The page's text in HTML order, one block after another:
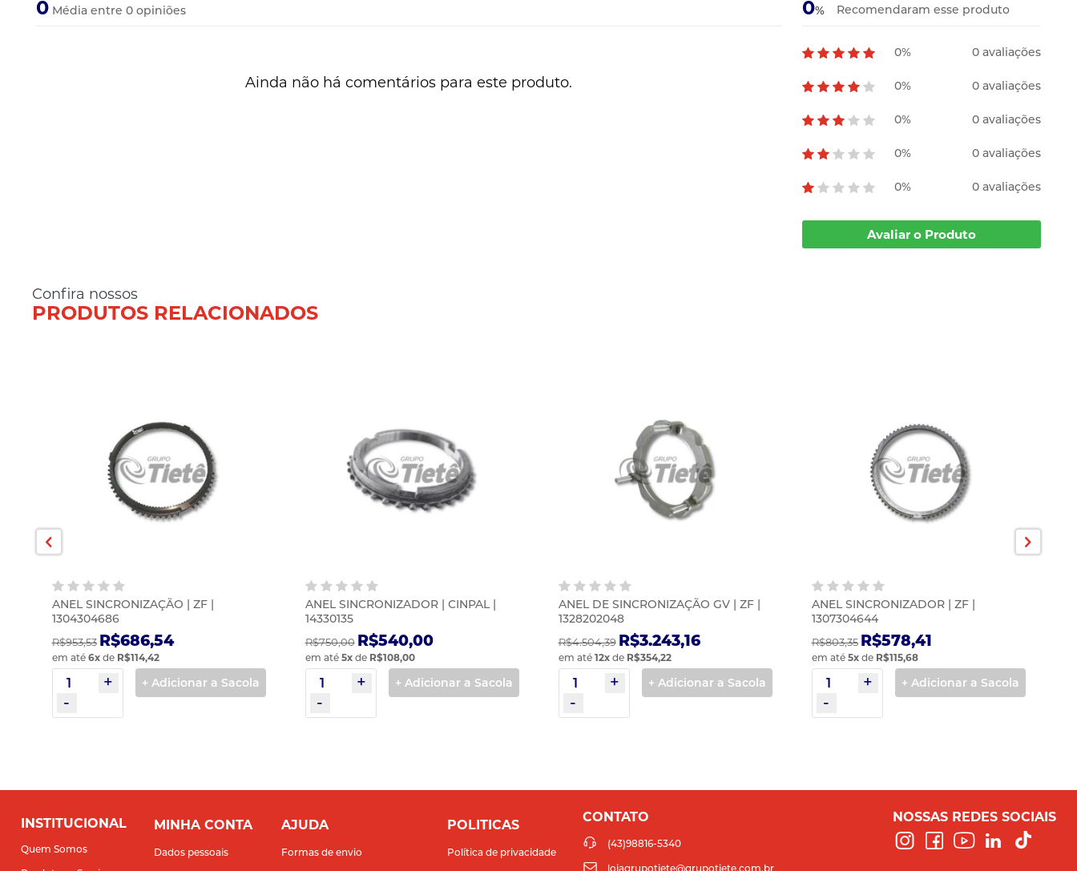
0 Média entre 0 opiniões
Ainda não há comentários para este produto.
0% Recomendaram esse produto
0% 0 avaliações
0% 0 avaliações
0% 0 avaliações
0% 0 avaliações
0% 0 avaliações
Avaliar o Produto
Confira nossos
PRODUTOS RELACIONADOS
ANEL SINCRONIZAÇÃO | ZF |
1304304686
R$953,53 R$686,54
em até 6xde R$114,42
+ Adicionar a Sacola
ANEL SINCRONIZADOR | CINPAL |
14330135
R$750,00 R$540,00
em até 5xde R$108,00
+ Adicionar a Sacola
ANEL DE SINCRONIZAÇÃO GV | ZF |
1328202048
R$4.504,39 R$3.243,16
em até 12xde R$354,22
+ Adicionar a Sacola
ANEL SINCRONIZADOR | ZF |
1307304644
R$803,35 R$578,41
em até 5xde R$115,68
+ Adicionar a Sacola
INSTITUCIONAL
Quem Somos
MINHA CONTA
Dados pessoais
AJUDA
Formas de envio
POLITICAS
Política de privacidade
CONTATO
(43)98816-5340
lojagrupotiete@grupotiete.com.br
NOSSAS REDES SOCIAIS